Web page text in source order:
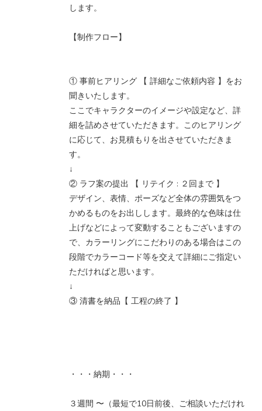
します。
【制作フロー】
① 事前ヒアリング 【 詳細なご依頼内容 】をお
聞きいたします。
ここでキャラクターのイメージや設定など、詳
細を詰めさせていただきます。このヒアリング
に応じて、お見積もりを出させていただきま
す。
↓
② ラフ案の提出 【 リテイク : ２回まで 】
デザイン、表情、ポーズなど全体の雰囲気をつ
かめるものをお出しします。最終的な色味は仕
上げなどによって変動することもございますの
で、カラーリングにこだわりのある場合はこの
段階でカラーコード等を交えて詳細にご指定い
ただければと思います。
↓
③ 清書を納品【 工程の終了 】
・・・納期・・・
３週間 〜（最短で10日前後、ご相談いただけれ